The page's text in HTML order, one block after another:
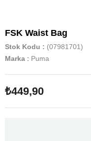
FSK Waist Bag
Stok Kodu
(07981701)
Marka : Puma
₺449,90